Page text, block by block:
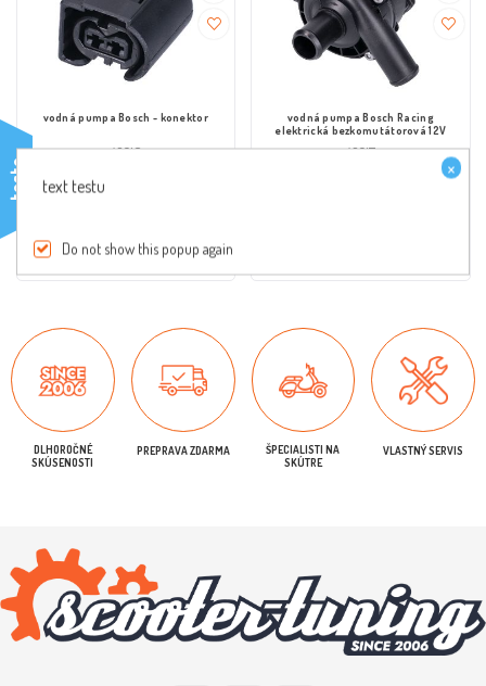
vodná pumpa Bosch - konektor
43218
Buy Now
vodná pumpa Bosch Racing
elektrická bezkomutátorová 12V
43217
DLHOROČNÉ
SKÚSENOSTI
PREPRAVA ZDARMA
ŠPECIALISTI NA
SKÚTRE
VLASTNÝ SERVIS
testo ×
text testu
Do not show this popup again